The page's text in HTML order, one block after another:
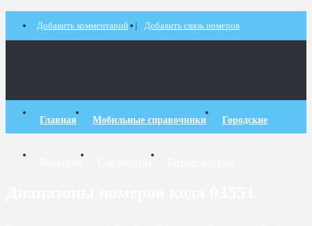
Добавить комментарий Добавить связь номеров
Главная Мобильные справочники Городские